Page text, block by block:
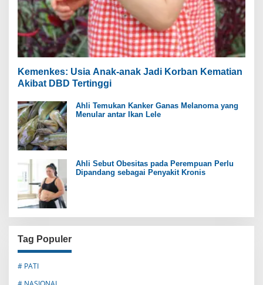
Kemenkes: Usia Anak-anak Jadi Korban Kematian
Akibat DBD Tertinggi
Ahli Temukan Kanker Ganas Melanoma yang
Menular antar Ikan Lele
Ahli Sebut Obesitas pada Perempuan Perlu
Dipandang sebagai Penyakit Kronis
Tag Populer
# PATI